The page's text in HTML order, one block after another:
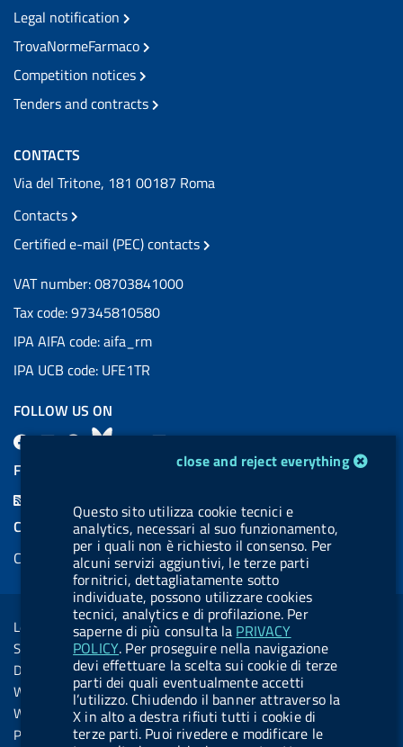
cookie management moduleclose and reject everything
Questo sito utilizza cookie tecnici e
analytics, necessari al suo funzionamento,
per i quali non è richiesto il consenso. Per
alcuni servizi aggiuntivi, le terze parti
fornitrici, dettagliatamente sotto
individuate, possono utilizzare cookies
tecnici, analytics e di profilazione. Per
saperne di più consulta la PRIVACY
POLICY. Per proseguire nella navigazione
devi effettuare la scelta sui cookie di terze
parti dei quali eventualmente accetti
l’utilizzo. Chiudendo il banner attraverso la
X in alto a destra rifiuti tutti i cookie di
terze parti. Puoi rivedere e modificare le
Legal notification
TrovaNormeFarmaco
Competition notices
Tenders and contracts
CONTACTS
Via del Tritone, 181 00187 Roma
Contacts
Certified e-mail (PEC) contacts
VAT number: 08703841000
Tax code: 97345810580
IPA AIFA code: aifa_rm
IPA UCB code: UFE1TR
FOLLOW US ON
F
L
l
e
l
.
b
u
t
t
o
n
.
B
e
s
k
y
Y
t
u
b
e
L
k
e
d
i
n
FEED RSS
COOKIES
Cookie management
Sezione Link Utili
Legal notice
Social Media Policy
Dichiarazione di accessibilità
Web accessibility
Website statistics
Privacy